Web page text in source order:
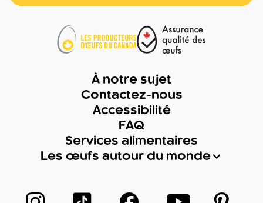
À notre sujet
Contactez-nous
Accessibilité
FAQ
Services alimentaires
Les œufs autour du monde
Suivez-nous sur Instagram
Suivez-nous sur TikTok
Suivez-nous sur Facebook
Suivez-nous sur